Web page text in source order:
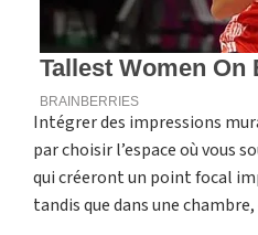
Intégrer des impressions
par choisir l’espace où vous
qui créeront un point focal
tandis que dans une